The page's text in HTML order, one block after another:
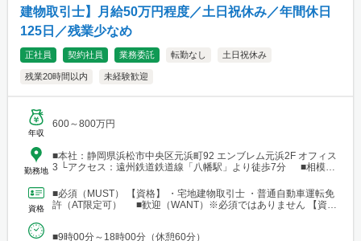
建物取引士】月給50万円程度／土日祝休み／年間休日
125日／残業少なめ
正社員 契約社員 業務委託 転勤なし 土日祝休み
残業20時間以内 未経験歓迎
年収
600～800万円
勤務地
■本社：静岡県浜松市中央区元浜町92 エンブレム元浜2F オフィス
3 └アクセス：遠州鉄道鉄道線「八幡駅」より徒歩7分 ■相模原
「橋本駅」よりバス25分
資格
■必須（MUST） 【資格】 ・宅地建物取引士 ・普通自動車運転免
許（AT限定可） ■歓迎（WANT）※必須ではありません 【資
■9時00分～18時00分（休憩60分）